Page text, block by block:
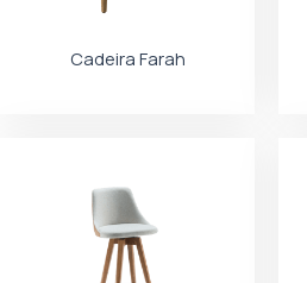
Cadeira Farah